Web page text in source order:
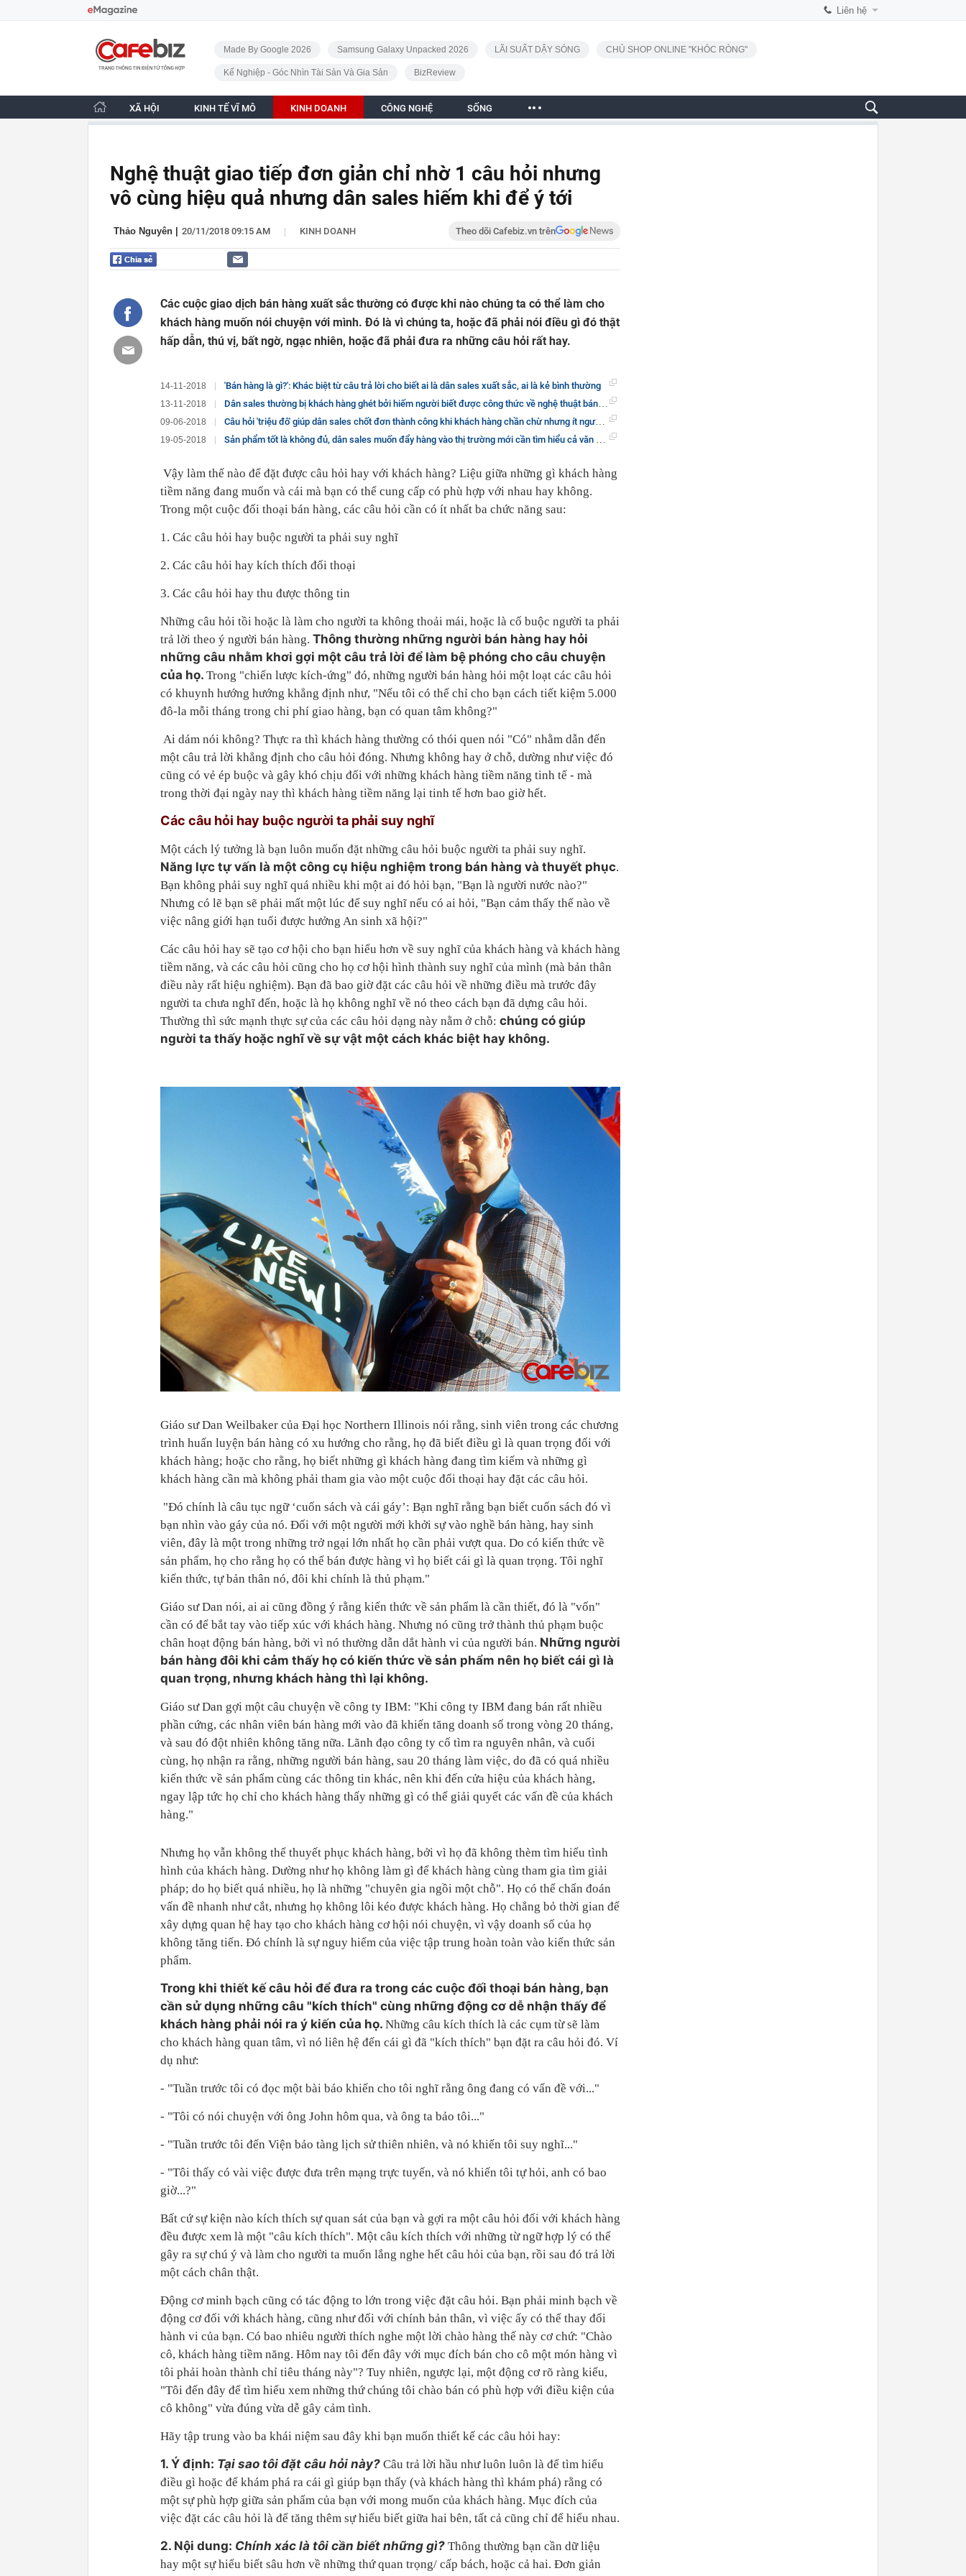
Liên hệ
CafeBiz - Trang chủ
Made By Google 2026 Samsung Galaxy Unpacked 2026 LÃI SUẤT DẬY SÓNG CHỦ SHOP ONLINE "KHÓC RÒNG"
Kế Nghiệp - Góc Nhìn Tài Sản Và Gia Sản BizReview
XÃ HỘI KINH TẾ VĨ MÔ KINH DOANH CÔNG NGHỆ SỐNG
Nghệ thuật giao tiếp đơn giản chỉ nhờ 1 câu hỏi nhưng
vô cùng hiệu quả nhưng dân sales hiếm khi để ý tới
Thảo Nguyên 20/11/2018 09:15 AM | KINH DOANH Theo dõi Cafebiz.vn trên
Các cuộc giao dịch bán hàng xuất sắc thường có được khi nào chúng ta có thể làm cho
khách hàng muốn nói chuyện với mình. Đó là vì chúng ta, hoặc đã phải nói điều gì đó thật
hấp dẫn, thú vị, bất ngờ, ngạc nhiên, hoặc đã phải đưa ra những câu hỏi rất hay.
14-11-2018 'Bán hàng là gì?': Khác biệt từ câu trả lời cho biết ai là dân sales xuất sắc, ai là kẻ bình thường
13-11-2018 Dân sales thường bị khách hàng ghét bởi hiếm người biết được công thức về nghệ thuật bán hàng giỏi này
09-06-2018 Câu hỏi 'triệu đô' giúp dân sales chốt đơn thành công khi khách hàng chần chừ nhưng ít người biết
19-05-2018 Sản phẩm tốt là không đủ, dân sales muốn đẩy hàng vào thị trường mới cần tìm hiểu cả văn hóa lẫn định kiến địa phương
Vậy làm thế nào để đặt được câu hỏi hay với khách hàng? Liệu giữa những gì khách hàng
tiềm năng đang muốn và cái mà bạn có thể cung cấp có phù hợp với nhau hay không.
Trong một cuộc đối thoại bán hàng, các câu hỏi cần có ít nhất ba chức năng sau:
1. Các câu hỏi hay buộc người ta phải suy nghĩ
2. Các câu hỏi hay kích thích đối thoại
3. Các câu hỏi hay thu được thông tin
Những câu hỏi tồi hoặc là làm cho người ta không thoải mái, hoặc là cố buộc người ta phải
trả lời theo ý người bán hàng. Thông thường những người bán hàng hay hỏi
những câu nhằm khơi gợi một câu trả lời để làm bệ phóng cho câu chuyện
của họ. Trong "chiến lược kích-ứng" đó, những người bán hàng hỏi một loạt các câu hỏi
có khuynh hướng hướng khẳng định như, "Nếu tôi có thể chỉ cho bạn cách tiết kiệm 5.000
đô-la mỗi tháng trong chi phí giao hàng, bạn có quan tâm không?"
Ai dám nói không? Thực ra thì khách hàng thường có thói quen nói "Có" nhằm dẫn đến
một câu trả lời khẳng định cho câu hỏi đóng. Nhưng không hay ở chỗ, dường như việc đó
cũng có vẻ ép buộc và gây khó chịu đối với những khách hàng tiềm năng tinh tế - mà
trong thời đại ngày nay thì khách hàng tiềm năng lại tinh tế hơn bao giờ hết.
Các câu hỏi hay buộc người ta phải suy nghĩ
Một cách lý tưởng là bạn luôn muốn đặt những câu hỏi buộc người ta phải suy nghĩ.
Năng lực tự vấn là một công cụ hiệu nghiệm trong bán hàng và thuyết phục.
Bạn không phải suy nghĩ quá nhiều khi một ai đó hỏi bạn, "Bạn là người nước nào?"
Nhưng có lẽ bạn sẽ phải mất một lúc để suy nghĩ nếu có ai hỏi, "Bạn cảm thấy thế nào về
việc nâng giới hạn tuổi được hưởng An sinh xã hội?"
Các câu hỏi hay sẽ tạo cơ hội cho bạn hiểu hơn về suy nghĩ của khách hàng và khách hàng
tiềm năng, và các câu hỏi cũng cho họ cơ hội hình thành suy nghĩ của mình (mà bản thân
điều này rất hiệu nghiệm). Bạn đã bao giờ đặt các câu hỏi về những điều mà trước đây
người ta chưa nghĩ đến, hoặc là họ không nghĩ về nó theo cách bạn đã dựng câu hỏi.
Thường thì sức mạnh thực sự của các câu hỏi dạng này nằm ở chỗ: chúng có giúp
người ta thấy hoặc nghĩ về sự vật một cách khác biệt hay không.
Giáo sư Dan Weilbaker của Ðại học Northern Illinois nói rằng, sinh viên trong các chương
trình huấn luyện bán hàng có xu hướng cho rằng, họ đã biết điều gì là quan trọng đối với
khách hàng; hoặc cho rằng, họ biết những gì khách hàng đang tìm kiếm và những gì
khách hàng cần mà không phải tham gia vào một cuộc đối thoại hay đặt các câu hỏi.
"Ðó chính là câu tục ngữ ‘cuốn sách và cái gáy’: Bạn nghĩ rằng bạn biết cuốn sách đó vì
bạn nhìn vào gáy của nó. Ðối với một người mới khởi sự vào nghề bán hàng, hay sinh
viên, đây là một trong những trở ngại lớn nhất họ cần phải vượt qua. Do có kiến thức về
sản phẩm, họ cho rằng họ có thể bán được hàng vì họ biết cái gì là quan trọng. Tôi nghĩ
kiến thức, tự bản thân nó, đôi khi chính là thủ phạm."
Giáo sư Dan nói, ai ai cũng đồng ý rằng kiến thức về sản phẩm là cần thiết, đó là "vốn"
cần có để bắt tay vào tiếp xúc với khách hàng. Nhưng nó cũng trở thành thủ phạm buộc
chân hoạt động bán hàng, bởi vì nó thường dẫn dắt hành vi của người bán. Những người
bán hàng đôi khi cảm thấy họ có kiến thức về sản phẩm nên họ biết cái gì là
quan trọng, nhưng khách hàng thì lại không.
Giáo sư Dan gợi một câu chuyện về công ty IBM: "Khi công ty IBM đang bán rất nhiều
phần cứng, các nhân viên bán hàng mới vào đã khiến tăng doanh số trong vòng 20 tháng,
và sau đó đột nhiên không tăng nữa. Lãnh đạo công ty cố tìm ra nguyên nhân, và cuối
cùng, họ nhận ra rằng, những người bán hàng, sau 20 tháng làm việc, do đã có quá nhiều
kiến thức về sản phẩm cùng các thông tin khác, nên khi đến cửa hiệu của khách hàng,
ngay lập tức họ chỉ cho khách hàng thấy những gì có thể giải quyết các vấn đề của khách
hàng."
Nhưng họ vẫn không thể thuyết phục khách hàng, bởi vì họ đã không thèm tìm hiểu tình
hình của khách hàng. Dường như họ không làm gì để khách hàng cùng tham gia tìm giải
pháp; do họ biết quá nhiều, họ là những "chuyên gia ngồi một chỗ". Họ có thể chẩn đoán
vấn đề nhanh như cắt, nhưng họ không lôi kéo được khách hàng. Họ chẳng bỏ thời gian để
xây dựng quan hệ hay tạo cho khách hàng cơ hội nói chuyện, vì vậy doanh số của họ
không tăng tiến. Ðó chính là sự nguy hiểm của việc tập trung hoàn toàn vào kiến thức sản
phẩm.
Trong khi thiết kế câu hỏi để đưa ra trong các cuộc đối thoại bán hàng, bạn
cần sử dụng những câu "kích thích" cùng những động cơ dễ nhận thấy để
khách hàng phải nói ra ý kiến của họ. Những câu kích thích là các cụm từ sẽ làm
cho khách hàng quan tâm, vì nó liên hệ đến cái gì đã "kích thích" bạn đặt ra câu hỏi đó. Ví
dụ như:
- "Tuần trước tôi có đọc một bài báo khiến cho tôi nghĩ rằng ông đang có vấn đề với..."
- "Tôi có nói chuyện với ông John hôm qua, và ông ta bảo tôi..."
- "Tuần trước tôi đến Viện bảo tàng lịch sử thiên nhiên, và nó khiến tôi suy nghĩ..."
- "Tôi thấy có vài việc được đưa trên mạng trực tuyến, và nó khiến tôi tự hỏi, anh có bao
giờ...?"
Bất cứ sự kiện nào kích thích sự quan sát của bạn và gợi ra một câu hỏi đối với khách hàng
đều được xem là một "câu kích thích". Một câu kích thích với những từ ngữ hợp lý có thể
gây ra sự chú ý và làm cho người ta muốn lắng nghe hết câu hỏi của bạn, rồi sau đó trả lời
một cách chân thật.
Ðộng cơ minh bạch cũng có tác động to lớn trong việc đặt câu hỏi. Bạn phải minh bạch về
động cơ đối với khách hàng, cũng như đối với chính bản thân, vì việc ấy có thể thay đổi
hành vi của bạn. Có bao nhiêu người thích nghe một lời chào hàng thế này cơ chứ: "Chào
cô, khách hàng tiềm năng. Hôm nay tôi đến đây với mục đích bán cho cô một món hàng vì
tôi phải hoàn thành chỉ tiêu tháng này"? Tuy nhiên, ngược lại, một động cơ rõ ràng kiểu,
"Tôi đến đây để tìm hiểu xem những thứ chúng tôi chào bán có phù hợp với điều kiện của
cô không" vừa đúng vừa dễ gây cảm tình.
Hãy tập trung vào ba khái niệm sau đây khi bạn muốn thiết kế các câu hỏi hay:
1. Ý định: Tại sao tôi đặt câu hỏi này? Câu trả lời hầu như luôn luôn là để tìm hiểu
điều gì hoặc để khám phá ra cái gì giúp bạn thấy (và khách hàng thì khám phá) rằng có
một sự phù hợp giữa sản phẩm của bạn với mong muốn của khách hàng. Mục đích của
việc đặt các câu hỏi là để tăng thêm sự hiểu biết giữa hai bên, tất cả cũng chỉ để hiểu nhau.
2. Nội dung: Chính xác là tôi cần biết những gì? Thông thường bạn cần dữ liệu
hay một sự hiểu biết sâu hơn về những thứ quan trọng/ cấp bách, hoặc cả hai. Ðơn giản